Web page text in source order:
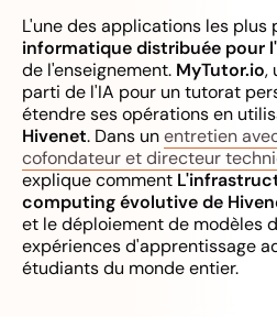
L'une des applications les plus
informatique distribuée pour
de l'enseignement. MyTutor.io,
parti de l'IA pour un tutorat
étendre ses opérations en
Hivenet. Dans unentretien
cofondateur et directeur
explique comment
computing évolutive de
et le déploiement de modèles
expériences d'apprentissage
étudiants du monde entier.